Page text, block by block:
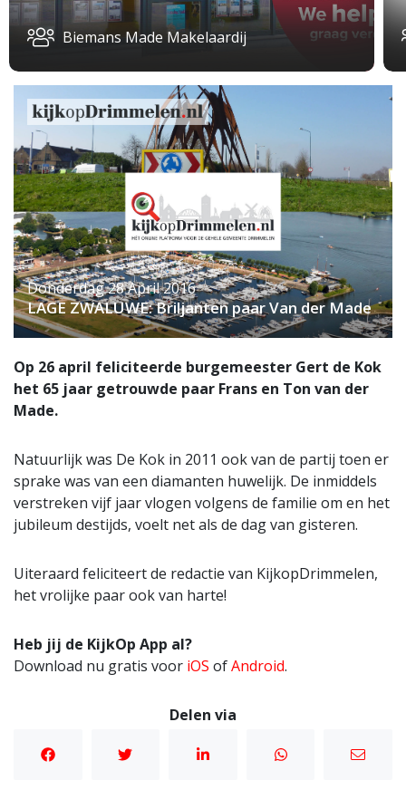
Biemans Made Makelaardij
Donderdag 28 April 2016
LAGE ZWALUWE: Briljanten paar Van der Made
Op 26 april feliciteerde burgemeester Gert de Kok
het 65 jaar getrouwde paar Frans en Ton van der
Made.
Natuurlijk was De Kok in 2011 ook van de partij toen er
sprake was van een diamanten huwelijk. De inmiddels
verstreken vijf jaar vlogen volgens de familie om en het
jubileum destijds, voelt net als de dag van gisteren.
Uiteraard feliciteert de redactie van KijkopDrimmelen,
het vrolijke paar ook van harte!
Heb jij de KijkOp App al?
Download nu gratis voor iOS ofAndroid.
Delen via